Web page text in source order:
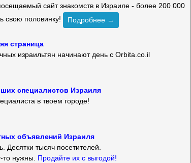
сайт знакомств в Израиле - более 200 000
свою половинку!
Подробнее →
страница
израильтян начинают день с Orbita.co.il
специалистов Израиля
в твоем городе!
объявлений Израиля
Десятки тысяч посетителей.
то нужны. Продайте их с выгодой!